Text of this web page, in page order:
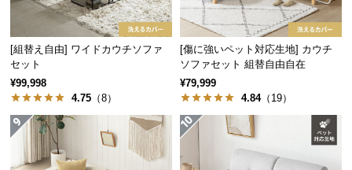
約
つ
い
て
お
写真の商品はファブリックタイプです
ファブリックタイプ・デニムタイプをお求めの場
合は、各商品ページをご覧ください。
[組替え自由] ワイドカウチソファ
セット
¥99,998
4.75 （8）
[傷に強いペット対応生地] カウチ
ソファセット 組替自由自在
¥79,999
4.84（19）